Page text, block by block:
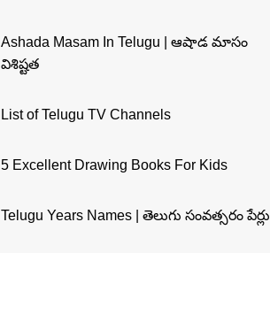
Ashada Masam In Telugu | ఆషాడ మాసం
విశిష్టత
List of Telugu TV Channels
5 Excellent Drawing Books For Kids
Telugu Years Names | తెలుగు సంవత్సరం పేర్లు